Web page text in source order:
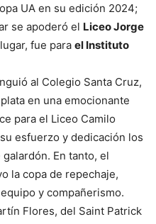
UA en su edición 2024;
se apoderó el Liceo Jorge
fue para el Instituto
al Colegio Santa Cruz,
en una emocionante
para el Liceo Camilo
esfuerzo y dedicación los
En tanto, el
la copa de repechaje,
y compañerismo.
Flores, del Saint Patrick